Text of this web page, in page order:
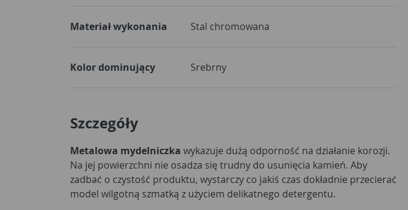
Materiał wykonania Stal chromowana
Kolor dominujący Srebrny
Szczegóły
Metalowa mydelniczka wykazuje dużą odporność na działanie korozji.
Na jej powierzchni nie osadza się trudny do usunięcia kamień. Aby
zadbać o czystość produktu, wystarczy co jakiś czas dokładnie przecierać
model wilgotną szmatką z użyciem delikatnego detergentu.